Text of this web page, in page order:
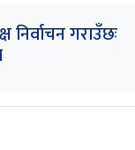
निर्वाचन गराउँछः